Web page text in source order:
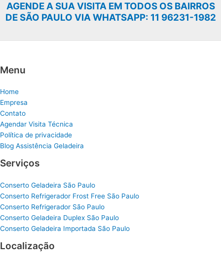
AGENDE A SUA VISITA EM TODOS OS BAIRROS
DE SÃO PAULO VIA WHATSAPP: 11 96231-1982
Menu
Home
Empresa
Contato
Agendar Visita Técnica
Política de privacidade
Blog Assistência Geladeira
Serviços
Conserto Geladeira São Paulo
Conserto Refrigerador Frost Free São Paulo
Conserto Refrigerador São Paulo
Conserto Geladeira Duplex São Paulo
Conserto Geladeira Importada São Paulo
Localização